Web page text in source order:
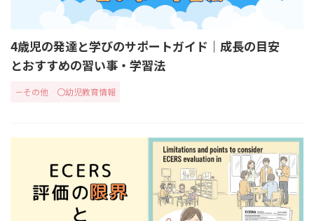
4歳児の発達と学びのサポートガイド｜成長の目安
とおすすめの習い事・学習法
－その他 〇幼児教育情報